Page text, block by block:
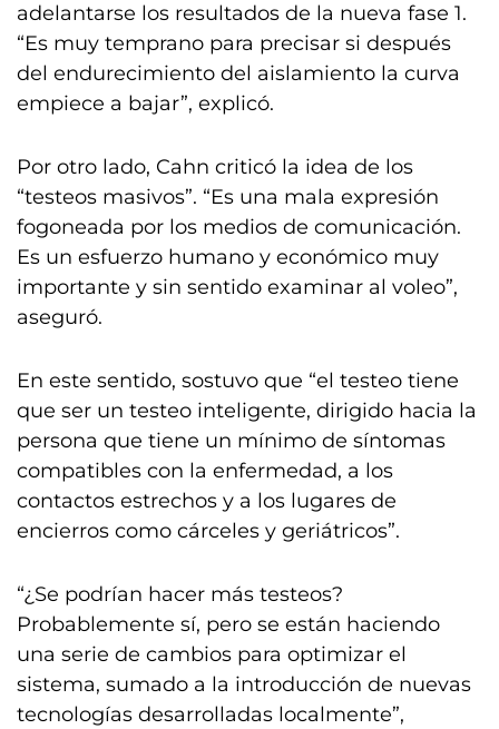
adelantarse los resultados de la nueva fase 1.
“Es muy temprano para precisar si después
del endurecimiento del aislamiento la curva
empiece a bajar”, explicó.
Por otro lado, Cahn criticó la idea de los
“testeos masivos”. “Es una mala expresión
fogoneada por los medios de comunicación.
Es un esfuerzo humano y económico muy
importante y sin sentido examinar al voleo”,
aseguró.
En este sentido, sostuvo que “el testeo tiene
que ser un testeo inteligente, dirigido hacia la
persona que tiene un mínimo de síntomas
compatibles con la enfermedad, a los
contactos estrechos y a los lugares de
encierros como cárceles y geriátricos”.
“¿Se podrían hacer más testeos?
Probablemente sí, pero se están haciendo
una serie de cambios para optimizar el
sistema, sumado a la introducción de nuevas
tecnologías desarrolladas localmente”,